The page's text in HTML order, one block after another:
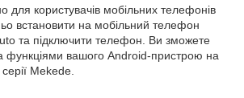
для користувачів мобільних телефонів
встановити на мобільний телефон
та підключити телефон. Ви зможете
функціями вашого Android-пристрою на
Mekede.